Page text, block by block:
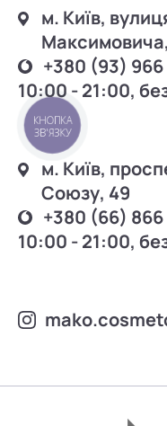
м. Київ,
+380 (93) 966
10:00 - 21:00,
м. Київ,
Союзу, 49
+380 (66) 866
10:00 - 21:00,
КНОПКА
ЗВ'ЯЗКУ